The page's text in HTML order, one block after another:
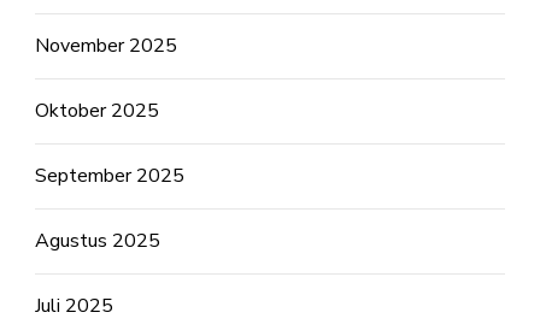
November 2025
Oktober 2025
September 2025
Agustus 2025
Juli 2025